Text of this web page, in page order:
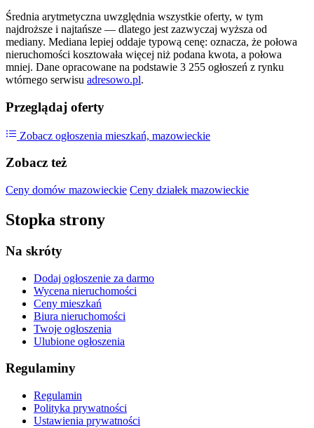
Średnia arytmetyczna uwzględnia wszystkie oferty, w tym
najdroższe i najtańsze — dlatego jest zazwyczaj wyższa od
mediany. Mediana lepiej oddaje typową cenę: oznacza, że połowa
nieruchomości kosztowała więcej niż podana kwota, a połowa
mniej. Dane opracowane na podstawie 3 255 ogłoszeń z rynku
wtórnego serwisu adresowo.pl.
Przeglądaj oferty
Zobacz ogłoszenia mieszkań, mazowieckie
Zobacz też
Ceny domów mazowieckie Ceny działek mazowieckie
Stopka strony
Na skróty
Dodaj ogłoszenie za darmo
Wycena nieruchomości
Ceny mieszkań
Biura nieruchomości
Twoje ogłoszenia
Ulubione ogłoszenia
Regulaminy
Regulamin
Polityka prywatności
Ustawienia prywatności